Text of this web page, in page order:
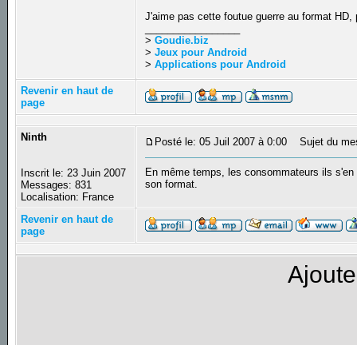
J'aime pas cette foutue guerre au format
>Goudie.biz
>Jeux pour Android
>Applications pour Android
Revenir en haut de
page
Ninth
Inscrit le: 23 Juin 2007
Messages: 831
Localisation: France
Posté le: 05 Juil 2007 à 0:00 Sujet du
En même temps, les consommateurs ils
son format.
Revenir en haut de
page